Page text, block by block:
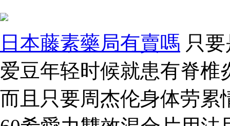
日本藤素藥局有賣嗎 只
爱豆年轻时候就患有脊
而且只要周杰伦身体劳累